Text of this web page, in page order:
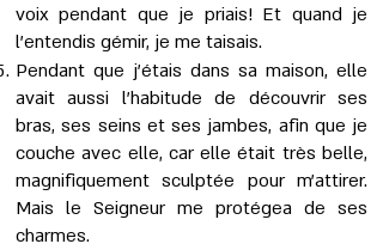
voix pendant que je priais! Et quand je
l’entendis gémir, je me taisais.
Pendant que j’étais dans sa maison, elle
avait aussi l'habitude de découvrir ses
bras, ses seins et ses jambes, afin que je
couche avec elle, car elle était très belle,
magnifiquement sculptée pour m’attirer.
Mais le Seigneur me protégea de ses
charmes.